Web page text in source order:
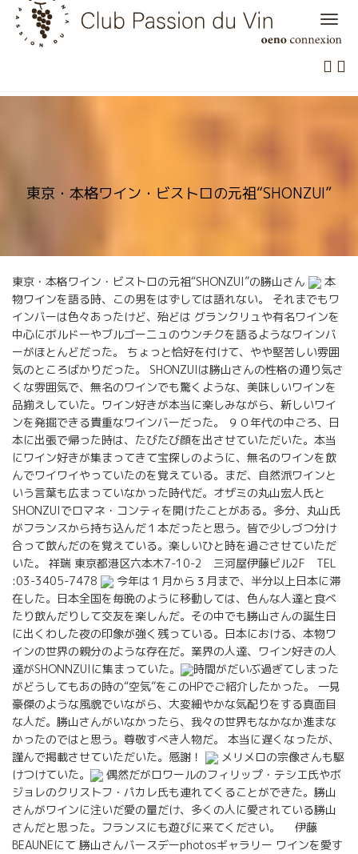
Skip
content
東京・本格ワイン・ビストロの元祖“SHONZUI”
東京・本格ワイン・ビストロの元祖“SHONZUI”の勝山さん
本
物ワインを語る時、この男をはずしては語れない。 それまでもワ
インバーは色々あったけど、殆どは グランクリュや有名ワインを
中心にボルドーやブルゴーニュのウンチクを語るようなワインバ
ーがほとんどだった。 ちょっと恰好を付けて、やや堅苦しい雰囲
気のところばかりだった。 SHONZUIは勝山さんの性格の通り気さ
くな雰囲気で、無名のワインでも驚くような、美味しいワインを
品揃えしていた。ワイン好きが本当に楽しみながら、新しいワイ
ンを発掘できる貴重なワインバーだった。 ９０年代の中ごろ、日
本に出張で帰った時は、たびたび顔を出させていただいた。本当
にワイン好きが集まってきて宝探しのように、無名のワインを飲
んでワイワイやっていたのを覚えている。まだ、自然派ワインと
いう言葉も広まっていなかった時代だ。オザミの丸山宏人氏と
SHONZUIでロマネ・コンティを開けたことがある。多分、丸山氏
がフランスから持ち込んだ１本だったと思う。皆で少しづつ分け
合って飲んだのを覚えている。楽しいひと時を過ごさせていただ
いた。 祥瑞 東京都港区六本木7-10-2 三河屋伊藤ビル2F TEL
:03-3405-7478
今年は１月から３月まで、半分以上日本に滞
在した。日本全国を毎晩のように移動しては、色んな人達と食べ
たり飲んだりして交友を楽しんだ。その中でも勝山さんの誕生日
に出くわした夜の印象が強く残っている。日本における、本物ワ
インの世界の親分のような存在だ。業界の人達、ワイン好きの人
達がSHONNZUIに集まっていた。
時間がだいぶ過ぎてしまった
がどうしてもあの時の“空気”をこのHPでご紹介したかった。 一見
豪傑のような風貌でいながら、大変細やかな気配りをする真面目
な人だ。勝山さんがいなかったら、我々の世界もなかなか進まな
かったのではと思う。尊敬すべき人物だ。 本当に遅くなったが、
謹んで掲載させていただいた。感謝！
メリメロの宗像さんも駆
けつけていた。
偶然だがロワールのフィリップ・テシエ氏やボ
ジョレのクリストフ・パカレ氏も連れてくることができた。勝山
さんがワインに注いだ愛の量だけ、多くの人に愛されている勝山
さんだと思った。フランスにも遊びに来てください。 伊藤
BEAUNEにて 勝山さんバースデーphotosギャラリー ワインを愛す